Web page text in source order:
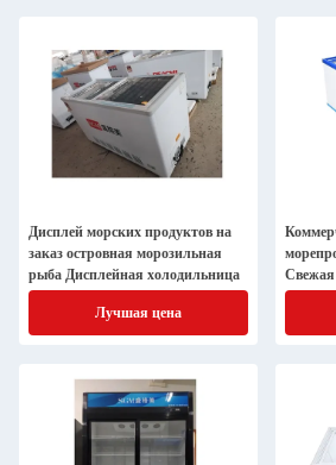
Дисплей морских продуктов на
заказ островная морозильная
рыба Дисплейная холодильница
Лучшая цена
Свежая